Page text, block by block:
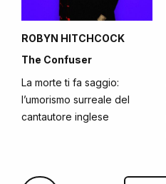
ROBYN HITCHCOCK
The Confuser
La morte ti fa saggio:
l’umorismo surreale del
cantautore inglese